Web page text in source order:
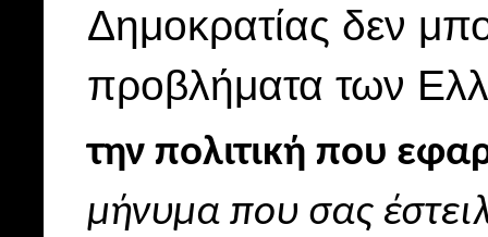
Δημοκρατίας δεν
προβλήματα των
την πολιτική που
μήνυμα που σας